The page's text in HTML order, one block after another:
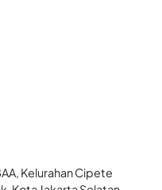
Kelurahan Cipete